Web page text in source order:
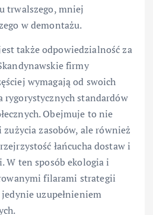
trwalszego, mniej
w demontażu.
także odpowiedzialność za
firmy
wymagają od swoich
rygorystycznych standardów
Obejmuje to nie
zasobów, ale również
łańcucha dostaw i
W ten sposób ekologia i
filarami strategii
uzupełnieniem